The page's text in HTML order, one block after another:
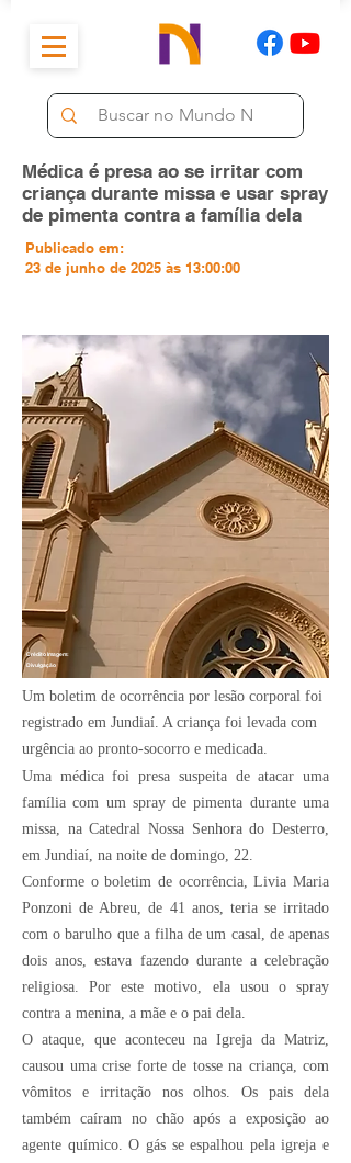
Médica é presa ao se irritar com
criança durante missa e usar spray
de pimenta contra a família dela
Publicado em:
23 de junho de 2025 às 13:00:00
Divulgação
Crédito Imagem:
Um boletim de ocorrência por lesão corporal foi
registrado em Jundiaí. A criança foi levada com
urgência ao pronto-socorro e medicada.
Uma médica foi presa suspeita de atacar uma
família com um spray de pimenta durante uma
missa, na Catedral Nossa Senhora do Desterro,
em Jundiaí , na noite de domingo, 22.
Conforme o boletim de ocorrência, Livia Maria
Ponzoni de Abreu, de 41 anos, teria se irritado
com o barulho que a filha de um casal, de apenas
dois anos, estava fazendo durante a celebração
religiosa. Por este motivo, ela usou o spray
contra a menina, a mãe e o pai dela.
O ataque, que aconteceu na Igreja da Matriz,
causou uma crise forte de tosse na criança, com
vômitos e irritação nos olhos. Os pais dela
também caíram no chão após a exposição ao
agente químico. O gás se espalhou pela igreja e